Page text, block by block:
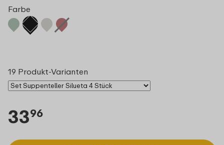
Farbe
19 Produkt-Varianten
3396